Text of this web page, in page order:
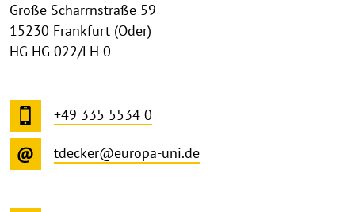
Große Scharrnstraße 59
15230 Frankfurt (Oder)
HG HG 022/LH 0
+49 335 5534 0
tdecker@europa-uni.de